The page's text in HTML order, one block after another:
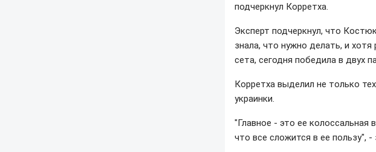
подчеркнул Корретха.
Эксперт подчеркнул, что
знала, что нужно делать, и
сета, сегодня победила в двух
Корретха выделил не только
украинки.
"Главное - это ее колоссальная
что все сложится в ее пользу", -